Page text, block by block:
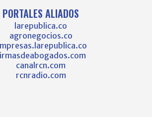
PORTALES ALIADOS
larepublica.co
agronegocios.co
canalrcn.com
rcnradio.com